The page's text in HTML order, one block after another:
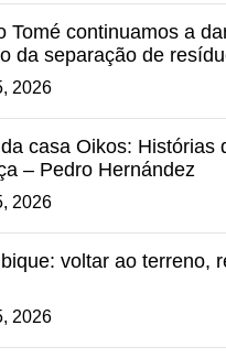
Tomé continuamos a
da separação de
2026
casa Oikos: Histórias
– Pedro Hernández
2026
voltar ao terreno,
2026